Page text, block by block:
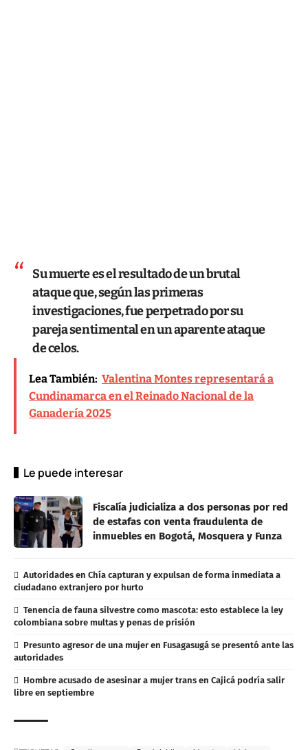
Su muerte es el resultado de un brutal
ataque que, según las primeras
investigaciones, fue perpetrado por su
pareja sentimental en un aparente ataque
de celos.
Lea También: Valentina Montes representará a
Cundinamarca en el Reinado Nacional de la
Ganadería 2025
Le puede interesar
Fiscalía judicializa a dos personas por red
de estafas con venta fraudulenta de
inmuebles en Bogotá, Mosquera y Funza
Autoridades en Chía capturan y expulsan de forma inmediata a
ciudadano extranjero por hurto
Tenencia de fauna silvestre como mascota: esto establece la ley
colombiana sobre multas y penas de prisión
Presunto agresor de una mujer en Fusagasugá se presentó ante las
autoridades
Hombre acusado de asesinar a mujer trans en Cajicá podría salir
libre en septiembre